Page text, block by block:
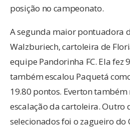
posição no campeonato.
A segunda maior pontuadora
Walzburiech, cartoleira de
equipe Pandorinha FC. Ela fez
também escalou Paquetá
19.80 pontos. Everton
escalação da cartoleira. Outro
selecionados foi o zagueiro do